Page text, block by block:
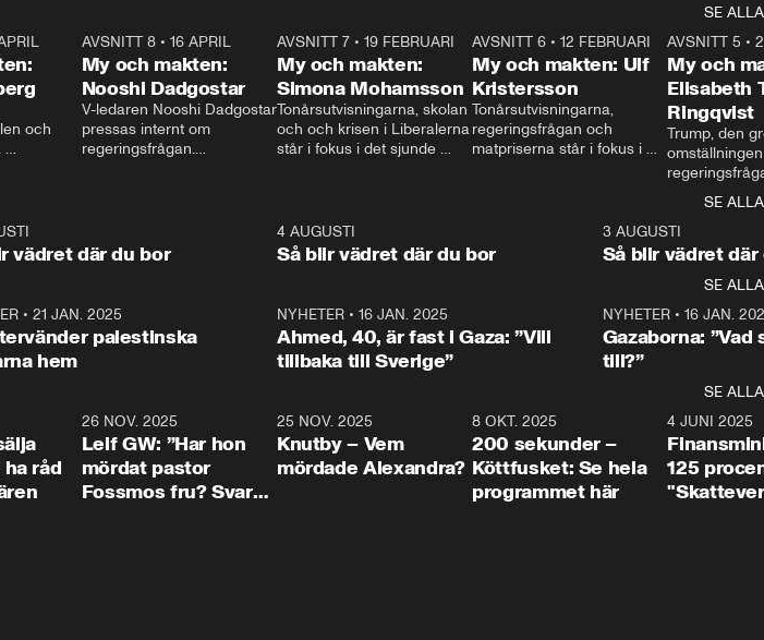
SE ALLA
och
AVSNITT 8• 16 APRIL
My och makten:
Nooshi Dadgostar
V-ledaren Nooshi Dadgostar
pressas internt om
regeringsfrågan.
– Vi ställer upp i val. Ska vi
vara med så sitter vi förstås
24:30
AVSNITT 7• 19 FEBRUARI
My och makten:
Simona Mohamsson
Tonårsutvisningarna, skolan
och och krisen i Liberalerna
står i fokus i det sjunde
kommentator My
Rohwedder ställer
utbildnings- och
Mohamsson till svars.
27:30
AVSNITT 6 •12 FEBRUARI
My och makten: Ulf
Kristersson
Tonårsutvisningarna,
regeringsfrågan och
matpriserna står i fokus i
Rohwedder ställer
statsminister Ulf Kristersson
AVSNITT 5 •
My och
Elisabeth
Ringqvist
Trump, den
centrum i
avsnittet av
Makten”. Se
Aftonbladets
Rohwedder
Thand Ring
SE ALLA
vädret där du bor
4 AUGUSTI
Så blir vädret där du bor
3 AUGUSTI
Så blir vädret där
SE ALLA
•21 JAN. 2025
palestinska
hem
NYHETER• 16 JAN. 2025
Ahmed, 40, är fast i Gaza: ”Vill
tillbaka till Sverige”
NYHETER• 16 JAN.
Gazaborna:
till?”
SE ALLA
råd
26 NOV. 2025
Leif GW: ”Har hon
mördat pastor
Fossmos fru? Svar
31:05
25 NOV. 2025
Knutby – Vem
mördade Alexandra?
4:29
8 OKT. 2025
200 sekunder –
Köttfusket: Se hela
programmet här
4 JUNI 2025
125